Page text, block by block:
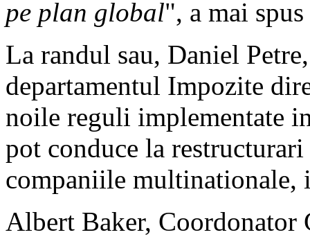
pe plan global", a mai
La randul sau, Daniel
departamentul Impozite
noile reguli implementate
pot conduce la
companiile multinationale,
Albert Baker,